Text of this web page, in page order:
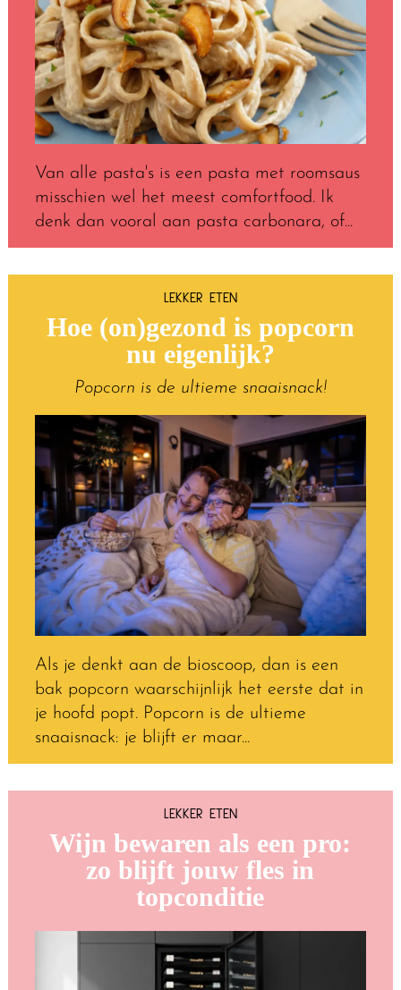
Van alle pasta's is een pasta met roomsaus
misschien wel het meest comfortfood. Ik
denk dan vooral aan pasta carbonara, of...
LEKKER ETEN
Hoe (on)gezond is popcorn
nu eigenlijk?
Popcorn is de ultieme snaaisnack!
Als je denkt aan de bioscoop, dan is een
bak popcorn waarschijnlijk het eerste dat in
je hoofd popt. Popcorn is de ultieme
snaaisnack: je blijft er maar...
LEKKER ETEN
Wijn bewaren als een pro:
zo blijft jouw fles in
topconditie